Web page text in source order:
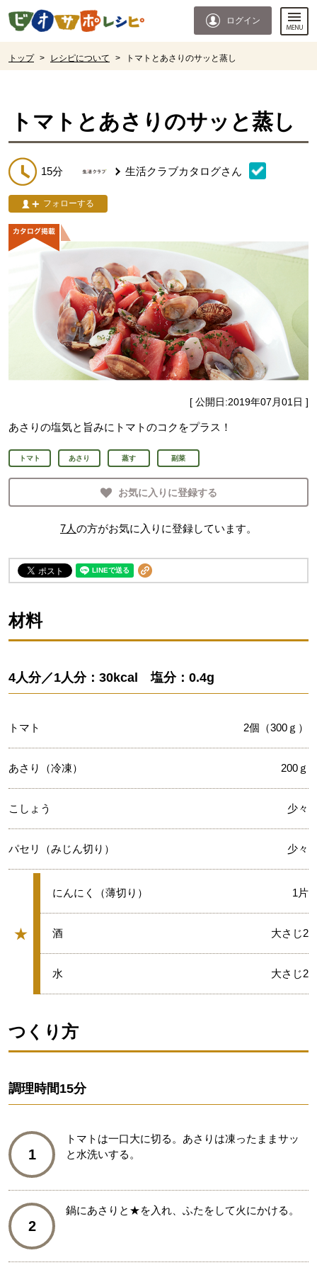
ページの先頭です。
ログイン
トップ > レシピについて > トマトとあさりのサッと蒸し
トマトとあさりのサッと蒸し
15分 生活クラブカタログさん
フォローする
[ 公開日:2019年07月01日 ]
あさりの塩気と旨みにトマトのコクをプラス！
トマト あさり 蒸す 副菜
お気に入りに登録する
7人の方がお気に入りに登録しています。
材料
4人分／1人分：30kcal 塩分：0.4g
トマト 2個（300ｇ）
あさり（冷凍） 200ｇ
こしょう 少々
パセリ（みじん切り） 少々
★
グループ
★
にんにく（薄切り） 1片
★
酒 大さじ2
★
水 大さじ2
つくり方
調理時間15分
1
トマトは一口大に切る。あさりは凍ったままサッ
と水洗いする。
2
鍋にあさりと★を入れ、ふたをして火にかける。